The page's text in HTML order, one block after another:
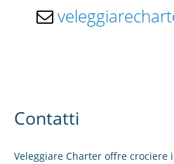
Contatti
Veleggiare Charter offre crociere